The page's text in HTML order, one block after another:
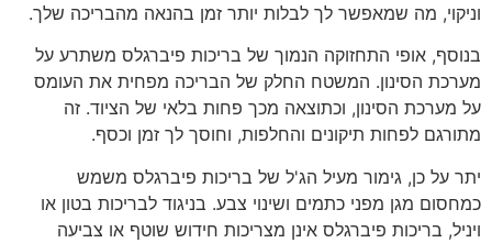
וניקוי, מה שמאפשר לך לבלות יותר זמן בהנאה מהבריכה שלך.
בנוסף, אופי התחזוקה הנמוך של בריכות פיברגלס משתרע על
מערכת הסינון. המשטח החלק של הבריכה מפחית את העומס
על מערכת הסינון, וכתוצאה מכך פחות בלאי של הציוד. זה
מתורגם לפחות תיקונים והחלפות, וחוסך לך זמן וכסף.
יתר על כן, גימור מעיל הג'ל של בריכות פיברגלס משמש
כמחסום מגן מפני כתמים ושינוי צבע. בניגוד לבריכות בטון או
ויניל, בריכות פיברגלס אינן מצריכות חידוש שוטף או צביעה